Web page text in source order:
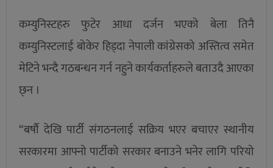
कम्युनिस्टहरु फुटेर आधा दर्जन भएको बेला तिनै
कम्युनिस्टलाई बोकेर हिड्दा नेपाली कांग्रेसको अस्तित्व समेत
मेटिने भन्दै गठबन्धन गर्न नहुने कार्यकर्ताहरुले बताउदै आएका
छ्न ।
“बर्षौ देखि पार्टी संगठनलाई सक्रिय भएर बचाएर स्थानीय
सरकारमा आफ्नो पार्टीको सरकार बनाउने भनेर लागि परियो